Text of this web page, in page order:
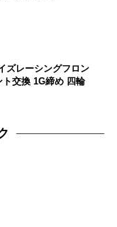
ズレーシングフロン
交換 1G締め 四輪